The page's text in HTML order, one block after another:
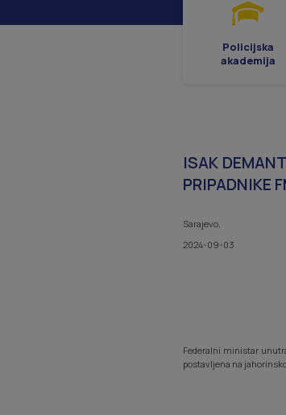
Policijska
akademija
ISAK
PRIPADNIKE
Sarajevo,
2024-09-03
Federalni ministar
postavljena na